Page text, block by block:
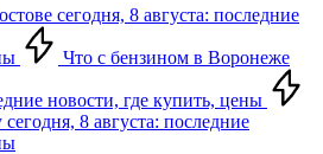
сегодня, 8 августа: последние
Что с бензином в Воронеже
новости, где купить, цены
8 августа: последние